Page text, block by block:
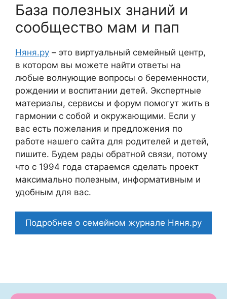
База полезных знаний и
сообщество мам и пап
Няня.ру – это виртуальный семейный центр,
в котором вы можете найти ответы на
любые волнующие вопросы о беременности,
рождении и воспитании детей. Экспертные
материалы, сервисы и форум помогут жить в
гармонии с собой и окружающими. Если у
вас есть пожелания и предложения по
работе нашего сайта для родителей и детей,
пишите. Будем рады обратной связи, потому
что c 1994 года стараемся сделать проект
максимально полезным, информативным и
удобным для вас.
Подробнее о семейном журнале Няня.ру